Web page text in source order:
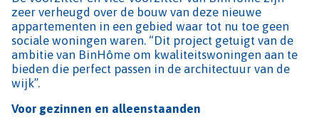
zeer verheugd over de bouw van deze nieuwe
appartementen in een gebied waar tot nu toe geen
sociale woningen waren. “Dit project getuigt van de
ambitie van BinHôme om kwaliteitswoningen aan te
bieden die perfect passen in de architectuur van de
wijk”.
Voor gezinnen en alleenstaanden